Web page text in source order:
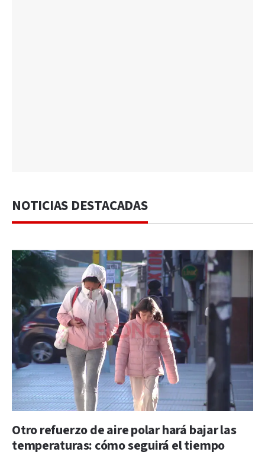
NOTICIAS DESTACADAS
Otro refuerzo de aire polar hará bajar las
temperaturas: cómo seguirá el tiempo